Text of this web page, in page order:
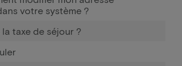
votre système ?
taxe de séjour ?